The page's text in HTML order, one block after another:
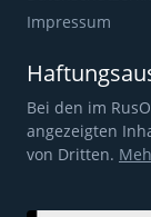
Impressum
Bei den im
angezeigten
von Dritten.